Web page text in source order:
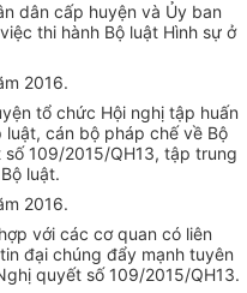
dân cấp huyện và Ủy ban
thi hành Bộ luật Hình sự ở
2016.
tổ chức Hội nghị tập huấn
luật, cán bộ pháp chếvề Bộ
109/2015/QH13, tập trung
luật.
2016.
với các cơ quan có liên
đại chúng đẩy mạnh tuyên
quyết số 109/2015/QH13.